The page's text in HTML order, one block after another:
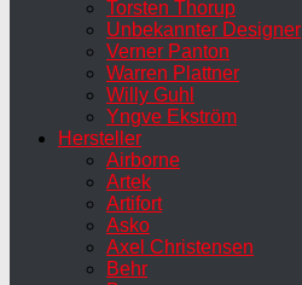
Torsten Thorup
Unbekannter Designer
Verner Panton
Warren Plattner
Willy Guhl
Yngve Ekström
Hersteller
Airborne
Artek
Artifort
Asko
Axel Christensen
Behr